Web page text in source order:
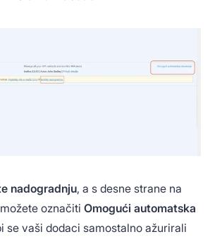
nadogradnju, a s desne strane na
označiti Omogući automatska
se vaši dodaci samostalno ažurirali